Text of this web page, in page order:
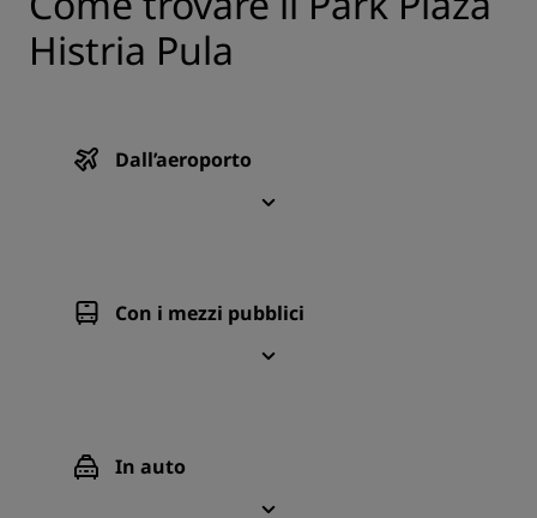
Histria Pula
Dall’aeroporto
Con i mezzi pubblici
In auto